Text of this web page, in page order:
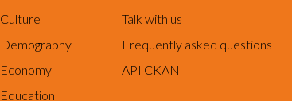
Culture
Demography
Economy
Education
Talk with us
Frequently asked questions
API CKAN